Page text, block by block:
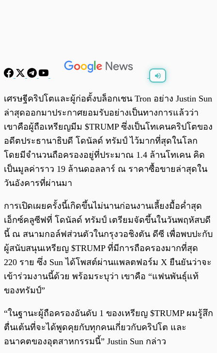
พร้อมเล่น 0:00
เศรษฐีคริปโตและผู้ก่อตั้งบล็อกเชน Tron อย่าง Justin Sun
ล่าสุดออกมาประกาศยอมรับอย่างเป็นทางการแล้วว่า
เขาคือผู้ถือเหรียญมีม $TRUMP ซึ่งเป็นโทเคนคริปโตของ
อดีตประธานาธิบดี โดนัลด์ ทรัมป์ ไว้มากที่สุดในโลก
โดยมีจำนวนถือครองอยู่ที่ประมาณ 1.4 ล้านโทเคน คิด
เป็นมูลค่าราว 19 ล้านดอลลาร์ ณ ราคาซื้อขายล่าสุดใน
วันอังคารที่ผ่านมา
การเปิดเผยครั้งนี้เกิดขึ้นไม่นานก่อนงานเลี้ยงมื้อค่ำสุด
เอ็กซ์คลูซีฟที่ โดนัลด์ ทรัมป์ เตรียมจัดขึ้นในวันพฤหัสบดี
นี้ ณ สนามกอล์ฟส่วนตัวในกรุงวอชิงตัน ดีซี เพื่อพบปะกับ
ผู้สนับสนุนเหรียญ $TRUMP ที่มีการถือครองมากที่สุด
220 ราย ซึ่ง Sun ได้โพสต์ผ่านแพลตฟอร์ม X ยืนยันว่าจะ
เข้าร่วมงานนี้ด้วย พร้อมระบุว่า เขาคือ “แฟนพันธุ์แท้
ของทรัมป์”
“ในฐานะผู้ถือครองอันดับ 1 ของเหรียญ $TRUMP ผมรู้สึก
ตื่นเต้นที่จะได้พูดคุยกับทุกคนเกี่ยวกับคริปโต และ
อนาคตของอุตสาหกรรมนี้” Justin Sun กล่าว